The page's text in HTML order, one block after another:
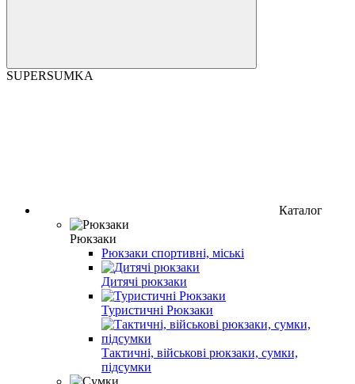
SUPERSUMKA
Каталог
Рюкзаки
Рюкзаки спортивні, міські
Дитячі рюкзаки
Туристичні Рюкзаки
Тактичні, військові рюкзаки, сумки,
підсумки